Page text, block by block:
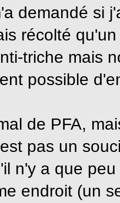
demandé si
récolté
triche mais
possible
de PFA,
pas un
n'y a que
endroit (un